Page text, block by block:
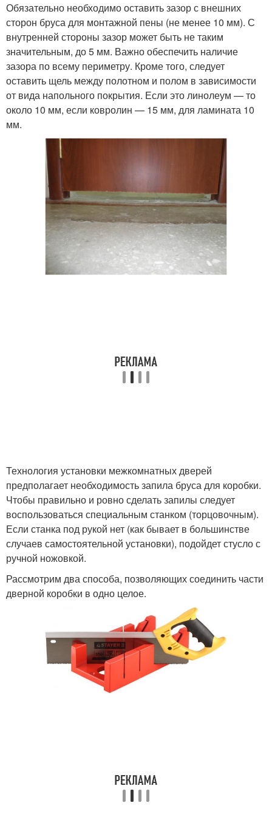
Обязательно необходимо оставить зазор с внешних
сторон бруса для монтажной пены (не менее 10 мм). С
внутренней стороны зазор может быть не таким
значительным, до 5 мм. Важно обеспечить наличие
зазора по всему периметру. Кроме того, следует
оставить щель между полотном и полом в зависимости
от вида напольного покрытия. Если это линолеум — то
около 10 мм, если ковролин — 15 мм, для ламината 10
мм.
Технология установки межкомнатных дверей
предполагает необходимость запила бруса для коробки.
Чтобы правильно и ровно сделать запилы следует
воспользоваться специальным станком (торцовочным).
Если станка под рукой нет (как бывает в большинстве
случаев самостоятельной установки), подойдет стусло с
ручной ножовкой.
Рассмотрим два способа, позволяющих соединить части
дверной коробки в одно целое.